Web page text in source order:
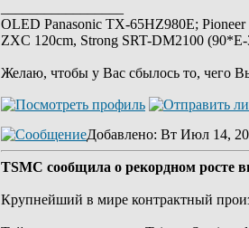
OLED Panasonic TX-65HZ980E;
ZXC 120cm, Strong SRT-DM2100
Желаю, чтобы у Вас сбылось то, чего
Добавлено: Вт Июл 14,
TSMC сообщила о рекордном росте
Крупнейший в мире контрактный